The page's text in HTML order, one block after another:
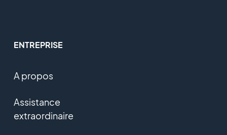
ENTREPRISE
A propos
Assistance
extraordinaire